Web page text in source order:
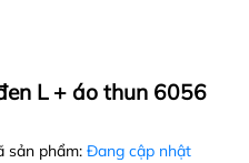
L + áo thun 6056
sản phẩm: Đang cập nhật